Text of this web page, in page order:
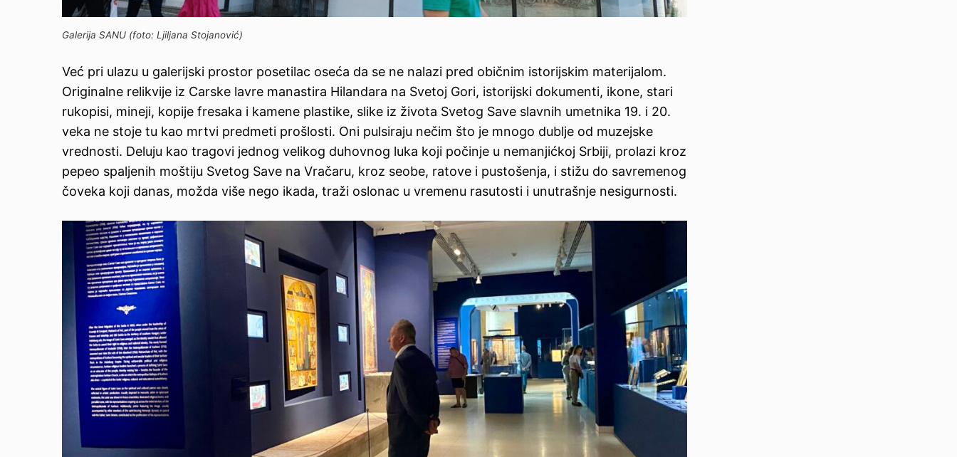
Galerija SANU (foto: Ljiljana Stojanović)
Već pri ulazu u galerijski prostor posetilac oseća da se ne nalazi pred običnim istorijskim materijalom.
Originalne relikvije iz Carske lavre manastira Hilandara na Svetoj Gori, istorijski dokumenti, ikone, stari
rukopisi, mineji, kopije fresaka i kamene plastike, slike iz života Svetog Save slavnih umetnika 19. i 20.
veka ne stoje tu kao mrtvi predmeti prošlosti. Oni pulsiraju nečim što je mnogo dublje od muzejske
vrednosti. Deluju kao tragovi jednog velikog duhovnog luka koji počinje u nemanjićkoj Srbiji, prolazi kroz
pepeo spaljenih moštiju Svetog Save na Vračaru, kroz seobe, ratove i pustošenja, i stižu do savremenog
čoveka koji danas, možda više nego ikada, traži oslonac u vremenu rasutosti i unutrašnje nesigurnosti.